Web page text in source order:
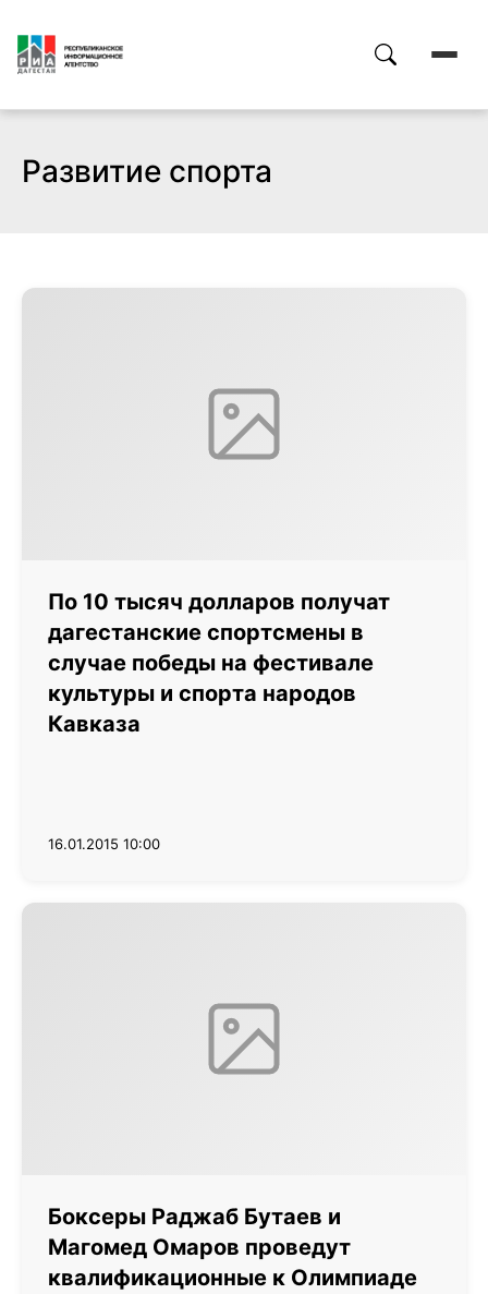
Развитие спорта
По 10 тысяч долларов получат
дагестанские спортсмены в
случае победы на фестивале
культуры и спорта народов
Кавказа
16.01.2015 10:00
Боксеры Раджаб Бутаев и
Магомед Омаров проведут
квалификационные к Олимпиаде